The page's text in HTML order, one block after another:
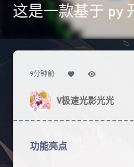
这是一款基于 py
9分钟前
V极速光影光光
功能亮点